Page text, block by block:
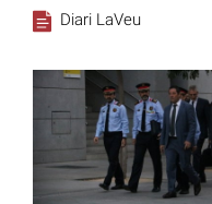
Diari LaVeu